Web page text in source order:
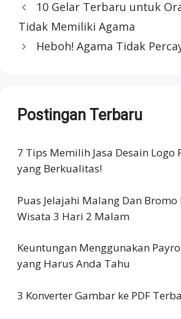
10 Gelar Terbaru untuk
Tidak Memiliki Agama
Heboh! Agama Tidak
Postingan Terbaru
7 Tips Memilih Jasa Desain Logo
yang Berkualitas!
Puas Jelajahi Malang Dan Bromo
Wisata 3 Hari 2 Malam
Keuntungan Menggunakan
yang Harus Anda Tahu
3 Konverter Gambar ke PDF